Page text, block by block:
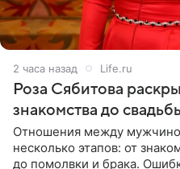
2 часа назад Life.ru
Роза Сябитова
знакомства до
Отношения между
несколько этапов: от
до помолвки и брака.